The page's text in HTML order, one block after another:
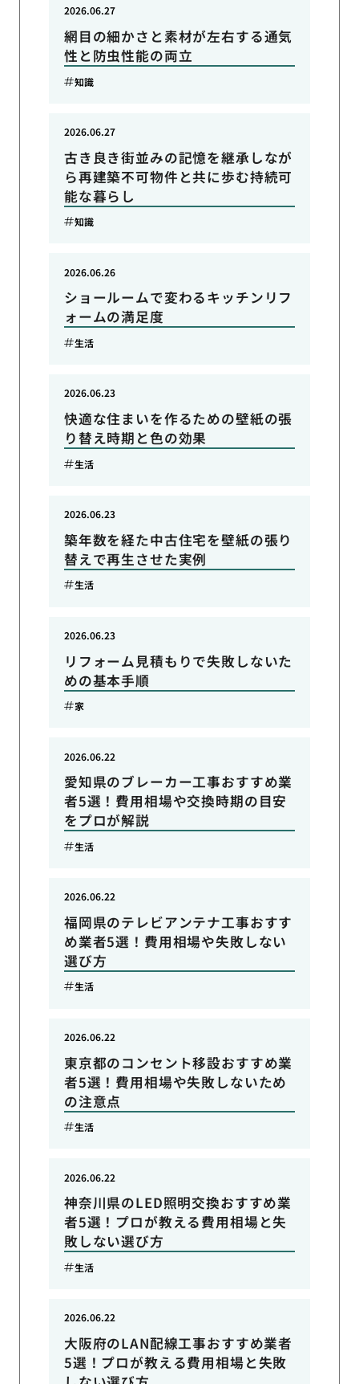
網目の細かさと素材が左右する通気
性と防虫性能の両立
2026.06.27
知識
古き良き街並みの記憶を継承しなが
ら再建築不可物件と共に歩む持続可
能な暮らし
2026.06.27
知識
ショールームで変わるキッチンリフ
ォームの満足度
2026.06.26
生活
快適な住まいを作るための壁紙の張
り替え時期と色の効果
2026.06.23
生活
築年数を経た中古住宅を壁紙の張り
替えで再生させた実例
2026.06.23
生活
リフォーム見積もりで失敗しないた
めの基本手順
2026.06.23
家
愛知県のブレーカー工事おすすめ業
者5選！費用相場や交換時期の目安
をプロが解説
2026.06.22
生活
福岡県のテレビアンテナ工事おすす
め業者5選！費用相場や失敗しない
選び方
2026.06.22
生活
東京都のコンセント移設おすすめ業
者5選！費用相場や失敗しないため
の注意点
2026.06.22
生活
神奈川県のLED照明交換おすすめ業
者5選！プロが教える費用相場と失
敗しない選び方
2026.06.22
生活
大阪府のLAN配線工事おすすめ業者
5選！プロが教える費用相場と失敗
2026.06.22